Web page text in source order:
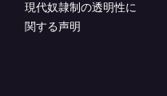
現代奴隷制の透明性に
関する声明